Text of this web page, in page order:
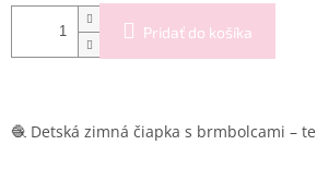
Pridať do košíka
🧶 Detská zimná čiapka s brmbolcami –